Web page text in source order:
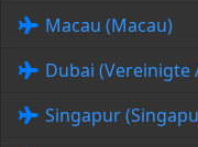
Macau (Macau)
Dubai (Vereinigte
Singapur